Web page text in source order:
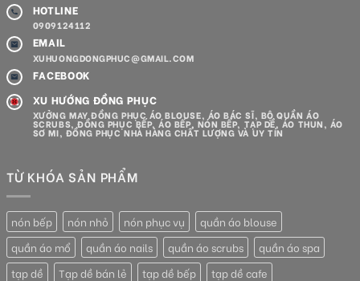
HOTLINE
0909124112
EMAIL
XUHUONGDONGPHUC@GMAIL.COM
FACEBOOK
XU HƯỚNG ĐỒNG PHỤC
XƯỞNG MAY ĐỒNG PHỤC ÁO BLOUSE, ÁO BÁC SĨ, BỘ QUẦN ÁO
SCRUBS, ĐỒNG PHỤC BẾP, ÁO BẾP, NÓN BẾP, TẠP DỀ, ÁO THUN, ÁO
SƠ MI, ĐỒNG PHỤC NHÀ HÀNG CHẤT LƯỢNG VÀ UY TÍN
TỪ KHÓA SẢN PHẨM
nón bếp nón nhỏ nón phục vụ
quần áo blouse
quần áo mổ
quần áo nails quần áo scrubs
quần áo spa
tạp dề
Tạp dề bán lẻ tạp dề bếp
tạp dề cafe